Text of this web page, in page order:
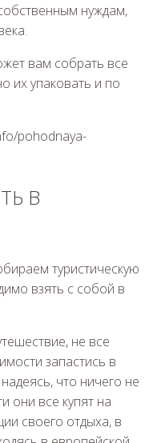
нуждам,
вам собрать все
их упаковать и по
pohodnaya-
В
не все
запастись в
что ничего не
они все купят на
своего отдыха, в